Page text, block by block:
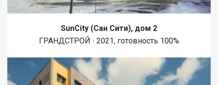
SunCity (Сан Сити), дом 2
ГРАНДСТРОЙ ∙ 2021, готовность 100%